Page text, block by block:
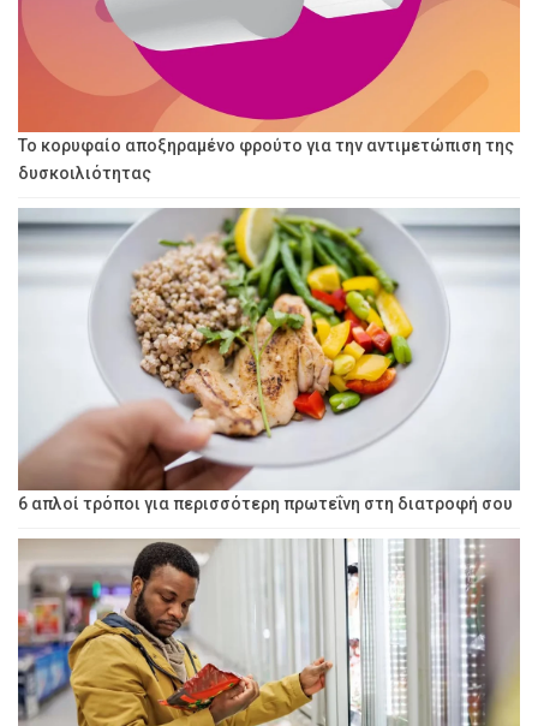
Το κορυφαίο αποξηραμένο φρούτο για την αντιμετώπιση της
δυσκοιλιότητας
6 απλοί τρόποι για περισσότερη πρωτεΐνη στη διατροφή σου